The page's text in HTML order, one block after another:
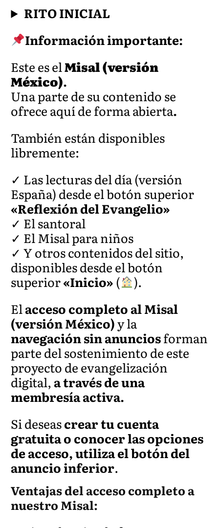
RITO INICIAL
Información importante:
Este es elMisal (versión
México).
Una parte de su contenido se
ofrece aquí de forma abierta.
También están disponibles
libremente:
✓ Las lecturas del día (versión
España) desde el botón superior
«Reflexión del Evangelio»
✓ El santoral
✓ El Misal para niños
✓ Y otros contenidos del sitio,
disponibles desde el botón
superior«Inicio»(
).
Elacceso completo al Misal
(versión México)y la
navegación sin anunciosforman
parte del sostenimiento de este
proyecto de evangelización
digital, a través de una
membresía activa.
Si deseascrear tu cuenta
gratuita o conocer las opciones
de acceso, utiliza el botón del
anuncio inferior.
Ventajas del acceso completo a
nuestro Misal: